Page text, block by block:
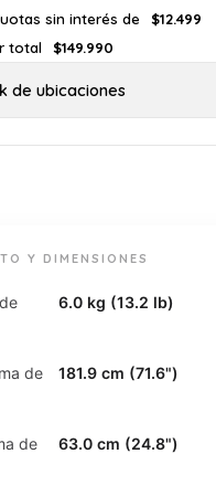
sin interés de
$12.499
total
$149.990
de ubicaciones
Y DIMENSIONES
6.0 kg (13.2 lb)
de
181.9 cm (71.6")
de
63.0 cm (24.8")